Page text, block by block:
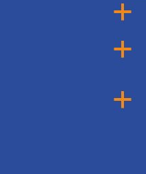
a
a
a